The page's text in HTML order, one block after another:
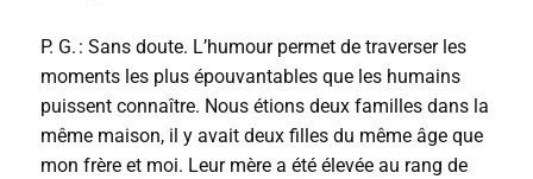
P. G. : Sans doute. L’humour permet de traverser les
moments les plus épouvantables que les humains
puissent connaître. Nous étions deux familles dans la
même maison, il y avait deux filles du même âge que
mon frère et moi. Leur mère a été élevée au rang de